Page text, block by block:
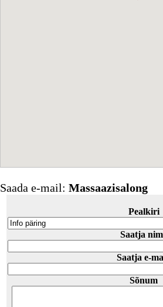
Saada e-mail: Massaazisalong
Pealkiri
Saatja
Saatja e-
Sõnum